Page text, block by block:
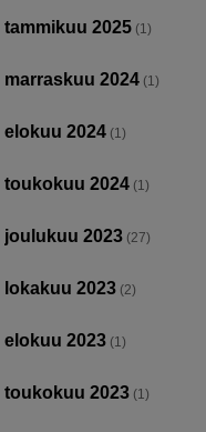
tammikuu 2025 (1)
marraskuu 2024 (1)
elokuu 2024 (1)
toukokuu 2024 (1)
joulukuu 2023 (27)
lokakuu 2023 (2)
elokuu 2023 (1)
toukokuu 2023 (1)